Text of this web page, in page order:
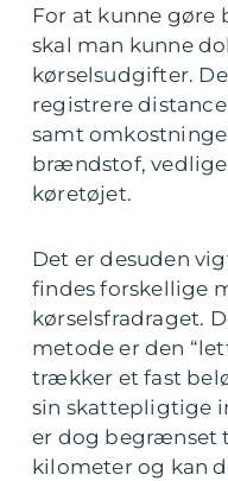
For at kunne gøre
skal man kunne
kørselsudgifter.
registrere
samt
brændstof,
køretøjet.
Det er desuden
findes forskellige
kørselsfradraget.
metode er den
trækker et fast
sin skattepligtige
er dog begrænset
kilometer og kan